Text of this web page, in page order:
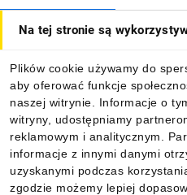
Na tej stronie są
Plików cookie używamy do
aby oferować funkcje
naszej witrynie. Informacje o
witryny, udostępniamy
reklamowym i analitycznym.
informacje z innymi danymi
uzyskanymi podczas
zgodzie możemy lepiej
Informacje
Pobierz naszą